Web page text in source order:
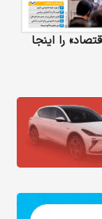
را اینجا